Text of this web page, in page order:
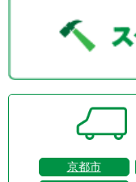
京都市